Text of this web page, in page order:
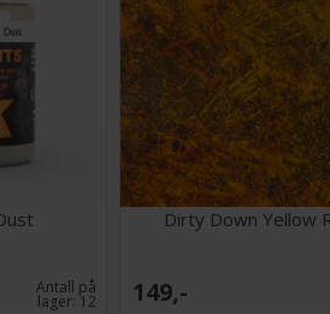
Antall på
lager: 12
Dirty Down Yellow
149,-